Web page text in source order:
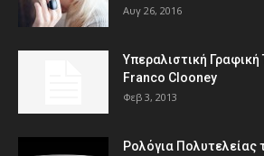
Αυγ 26, 2016
Υπεραλιστική
Franco Clooney
Φεβ 3, 2013
Ρολόγια Πολυτελείας